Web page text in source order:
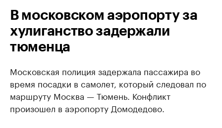
В московском аэропорту за
хулиганство задержали
тюменца
Московская полиция задержала пассажира во
время посадки в самолет, который следовал по
маршруту Москва — Тюмень. Конфликт
произошел в аэропорту Домодедово.